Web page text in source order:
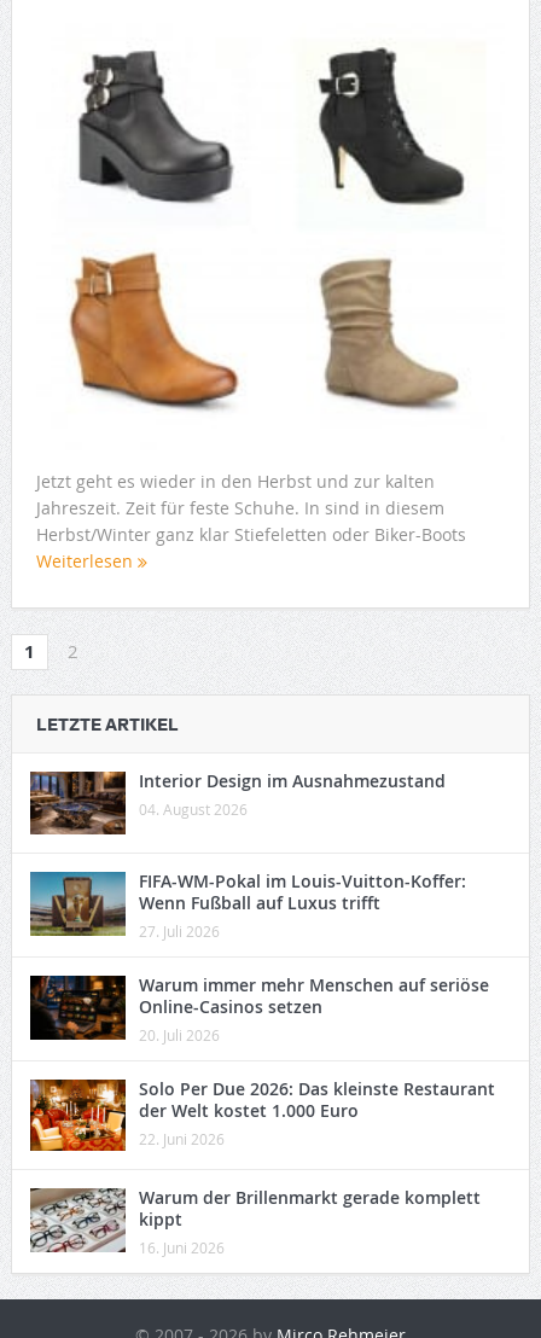
Jetzt geht es wieder in den Herbst und zur kalten
Jahreszeit. Zeit für feste Schuhe. In sind in diesem
Herbst/Winter ganz klar Stiefeletten oder Biker-Boots
Weiterlesen
1 2
LETZTE ARTIKEL
Interior Design im Ausnahmezustand
04. August 2026
FIFA-WM-Pokal im Louis-Vuitton-Koffer:
Wenn Fußball auf Luxus trifft
27. Juli 2026
Warum immer mehr Menschen auf seriöse
Online-Casinos setzen
20. Juli 2026
Solo Per Due 2026: Das kleinste Restaurant
der Welt kostet 1.000 Euro
22. Juni 2026
Warum der Brillenmarkt gerade komplett
kippt
16. Juni 2026